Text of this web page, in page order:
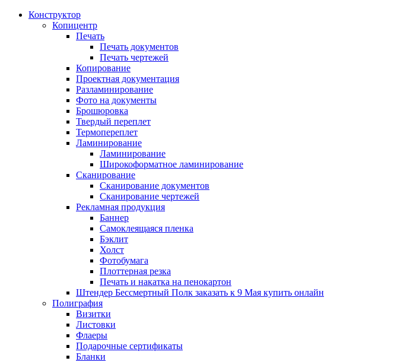
Конструктор
Копицентр
Печать
Печать документов
Печать чертежей
Копирование
Проектная документация
Разламинирование
Фото на документы
Брошюровка
Твердый переплет
Термопереплет
Ламинирование
Ламинирование
Широкоформатное ламинирование
Сканирование
Сканирование документов
Сканирование чертежей
Рекламная продукция
Баннер
Самоклеящаяся пленка
Бэклит
Холст
Фотобумага
Плоттерная резка
Печать и накатка на пенокартон
Штендер Бессмертный Полк заказать к 9 Мая купить онлайн
Полиграфия
Визитки
Листовки
Флаеры
Подарочные сертификаты
Бланки